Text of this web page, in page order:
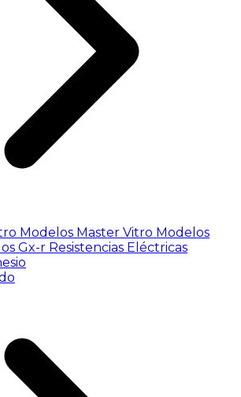
Modelos Master Vitro Modelos
Gx-r Resistencias Eléctricas